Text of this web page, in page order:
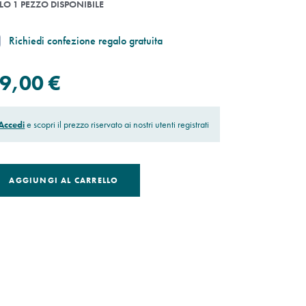
1 PEZZO DISPONIBILE
Richiedi confezione regalo gratuita
€
e scopri il prezzo riservato ai nostri utenti registrati
AGGIUNGI AL CARRELLO